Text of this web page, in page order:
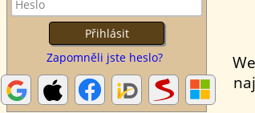
Zapomněli jste heslo?